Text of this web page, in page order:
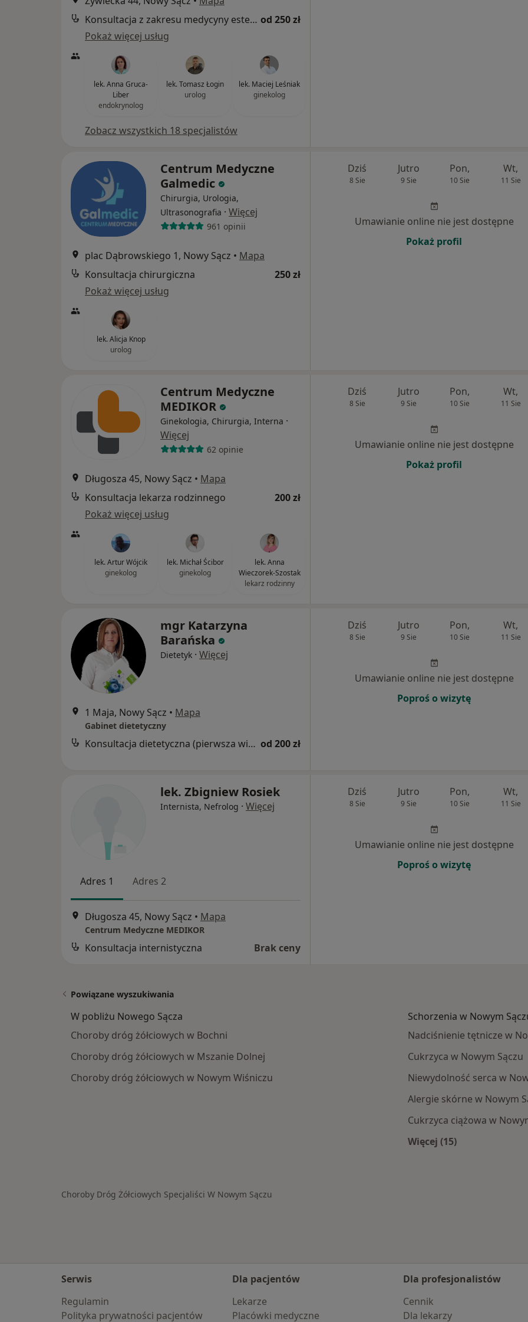
Konsultacja z zakresu medycyny estetycznej od 250 zł
Pokaż więcej usług
lek. Anna Gruca-
Liber
endokrynolog
lek. Tomasz Łogin
urolog
lek. Maciej Leśniak
ginekolog
Zobacz wszystkich 18 specjalistów
Centrum Medyczne
Galmedic
Chirurgia, Urologia,
Ultrasonografia · Więcej
961 opinii
plac Dąbrowskiego 1, Nowy Sącz • Mapa
Konsultacja chirurgiczna
250 zł
Pokaż więcej usług
lek. Alicja Knop
urolog
Dziś
8 Sie
Jutro
9 Sie
Pon,
10 Sie
Wt,
11 Sie
Umawianie online nie jest dostępne
Pokaż profil
Centrum Medyczne
MEDIKOR
Ginekologia, Chirurgia, Interna ·
Więcej
62 opinie
Długosza 45, Nowy Sącz • Mapa
Konsultacja lekarza rodzinnego
200 zł
Pokaż więcej usług
lek. Artur Wójcik
ginekolog
lek. Michał Ścibor
ginekolog
lek. Anna
Wieczorek-Szostak
lekarz rodzinny
Dziś
8 Sie
Jutro
9 Sie
Pon,
10 Sie
Wt,
11 Sie
Umawianie online nie jest dostępne
Pokaż profil
mgr Katarzyna
Barańska
Dietetyk · Więcej
1 Maja, Nowy Sącz • Mapa
Gabinet dietetyczny
Konsultacja dietetyczna (pierwsza wizyta) od 200 zł
Dziś
8 Sie
Jutro
9 Sie
Pon,
10 Sie
Wt,
11 Sie
Umawianie online nie jest dostępne
Poproś o wizytę
lek. Zbigniew Rosiek
Internista, Nefrolog · Więcej
Adres 1 Adres 2
Długosza 45, Nowy Sącz • Mapa
Centrum Medyczne MEDIKOR
Konsultacja internistyczna Brak ceny
Dziś
8 Sie
Jutro
9 Sie
Pon,
10 Sie
Wt,
11 Sie
Umawianie online nie jest dostępne
Poproś o wizytę
Powiązane wyszukiwania
W pobliżu Nowego Sącza
Choroby dróg żółciowych w Bochni
Choroby dróg żółciowych w Mszanie Dolnej
Choroby dróg żółciowych w Nowym Wiśniczu
Schorzenia w Nowym
Nadciśnienie tętnicze w
Cukrzyca w Nowym Sączu
Niewydolność serca w
Alergie skórne w Nowym
Cukrzyca ciążowa w
Więcej (15)
Choroby Dróg Żółciowych Specjaliści W Nowym Sączu
Serwis
Regulamin
Polityka prywatności pacjentów
Dla pacjentów
Lekarze
Placówki medyczne
Dla profesjonalistów
Cennik
Dla lekarzy